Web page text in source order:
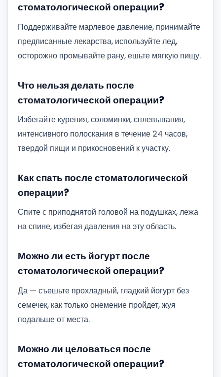
стоматологической операции?
Поддерживайте марлевое давление, принимайте
предписанные лекарства, используйте лед,
осторожно промывайте рану, ешьте мягкую пищу.
Что нельзя делать после
стоматологической операции?
Избегайте курения, соломинки, сплевывания,
интенсивного полоскания в течение 24 часов,
твердой пищи и прикосновений к участку.
Как спать после стоматологической
операции?
Спите с приподнятой головой на подушках, лежа
на спине, избегая давления на эту область.
Можно ли есть йогурт после
стоматологической операции?
Да — съешьте прохладный, гладкий йогурт без
семечек, как только онемение пройдет, жуя
подальше от места.
Можно ли целоваться после
стоматологической операции?